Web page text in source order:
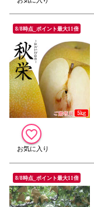
8/8時点_ポイント最大11倍
8/8時点_ポイント最大11倍